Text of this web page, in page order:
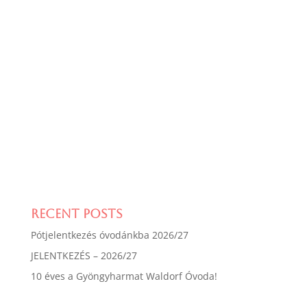
Recent Posts
Pótjelentkezés óvodánkba 2026/27
JELENTKEZÉS – 2026/27
10 éves a Gyöngyharmat Waldorf Óvoda!